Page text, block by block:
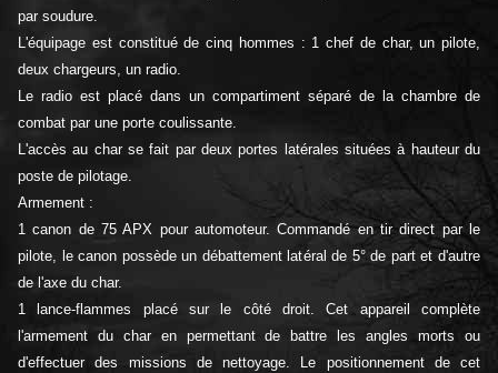
par soudure.
L'équipage est constitué de cinq hommes : 1 chef de char, un pilote,
deux chargeurs, un radio.
Le radio est placé dans un compartiment séparé de la chambre de
combat par une porte coulissante.
L'accès au char se fait par deux portes latérales situées à hauteur du
poste de pilotage.
Armement :
1 canon de 75 APX pour automoteur. Commandé en tir direct par le
pilote, le canon possède un débattement latéral de 5° de part et d'autre
de l'axe du char.
1 lance-flammes placé sur le côté droit. Cet appareil complète
l'armement du char en permettant de battre les angles morts ou
d'effectuer des missions de nettoyage. Le positionnement de cet